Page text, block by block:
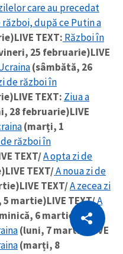
Copiază Link
care au precedat
război, după ce Putin a
LIVE TEXT: Război în
25 februarie)LIVE
(sâmbătă, 26
de război în
LIVE TEXT: Ziua a
28 februarie)LIVE
(marți, 1
război în
TEXT/A opta zi de
LIVE TEXT/A noua zi de
LIVE TEXT/A zecea zi
5 martie)LIVE TEXT/A
6 martie)
LIVE
(luni, 7 martie)
LIVE
(marți, 8
Citește articolul